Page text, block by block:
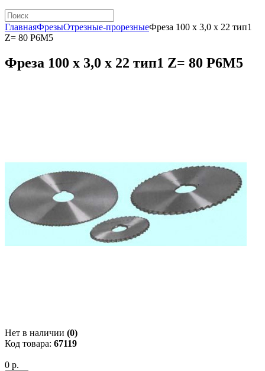
ГлавнаяФрезыОтрезные-прорезныеФреза 100 х 3,0 х 22 тип1
Z= 80 Р6М5
Фреза 100 х 3,0 х 22 тип1 Z= 80 Р6М5
Нет в наличии (0)
Код товара: 67119
0 р.